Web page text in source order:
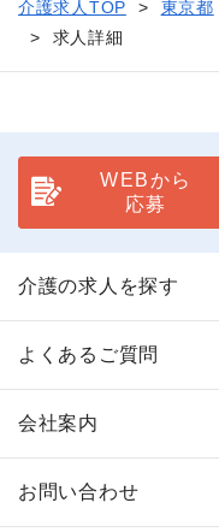
介護求人TOP 東京都
求人詳細
WEBから
応募
介護の求人を探す
よくあるご質問
会社案内
お問い合わせ